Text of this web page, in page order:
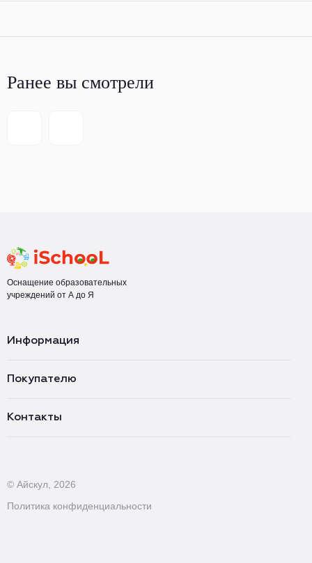
Ранее вы смотрели
Оснащение образовательных
учреждений от А до Я
Информация
Покупателю
Контакты
© Айскул, 2026
Политика конфиденциальности